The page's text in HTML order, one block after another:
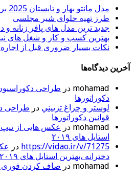
مدل مانتو بهار و تابستان 2025 برندهای ایرانی
طرز تهیه حلوای شیر مجلسی
جدید ترین مدل های پافر زنانه و
بهترین کسب و کار و شغل های
نکات بسیار ضروری قبل از اجاره
آخرین دیدگاه‌ها
mohamad در طراحی
دکوراتورها
لوستر و چراغ تزييني در طراحی
قوانین دکوراتورها
mohamad در عکس هایی از تیپ
استایل های ۲۰۱۹
https://vidao.ir/v/71275 در
دخترانه ،بهترین استایل های ۲۰۱۹
mohamad در صاف کردن فوری